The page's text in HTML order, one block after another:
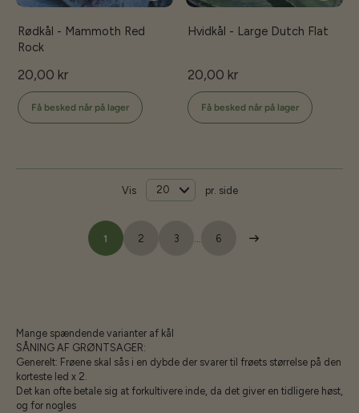
Rødkål - Mammoth Red
Rock
20,00 kr
Få besked når på lager
Hvidkål - Large Dutch Flat
20,00 kr
Få besked når på lager
1 2 3 6
Vis pr. side
Mange spændende varianter af kål
SÅNING AF GRØNTSAGER:
Generelt: Frøene skal sås i en dybde der svarer til frøets størrelse på den
korteste led x 2.
Det kan ofte betale sig at forkultivere inde, da det giver en tidligere høst,
og for nogles